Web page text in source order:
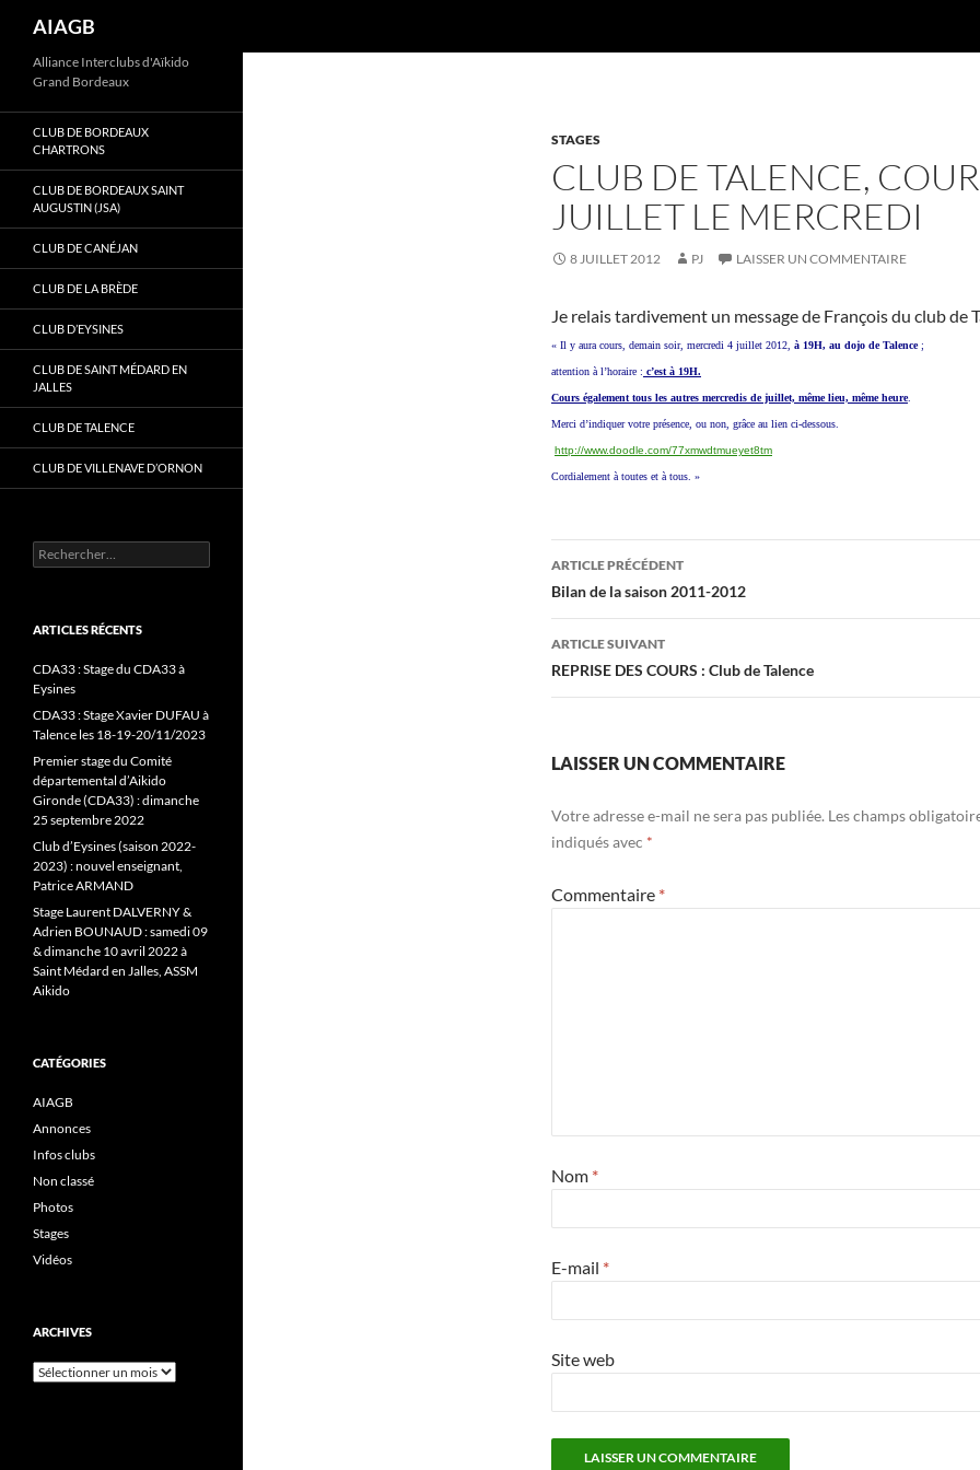
Aller
contenu
AIAGB
STAGES
CLUB DE TALENCE,
JUILLET LE MERCREDI
8 JUILLET 2012 PJ LAISSER UN COMMENTAIRE
Je relais tardivement un message de François du club de
« Il y aura cours, demain soir, mercredi 4 juillet 2012, à 19H, au dojo de Talence;
attention à l’horaire : c’est à 19H.
Cours également tous les autres mercredis de juillet, même lieu, même heure.
Merci d’indiquer votre présence, ou non, grâce au lien ci-dessous.
http://www.doodle.com/77xmwdtmueyet8tm
Cordialement à toutes et à tous. »
Navigation
des
articles
ARTICLE PRÉCÉDENT
Bilan de la saison 2011-2012
ARTICLE SUIVANT
REPRISE DES COURS : Club de Talence
LAISSER UN COMMENTAIRE
Votre adresse e-mail ne sera pas publiée. Les champs
indiqués avec *
Commentaire *
Nom *
E-mail *
Site web
Alliance Interclubs d'Aïkido
Grand Bordeaux
CLUB DE BORDEAUX
CHARTRONS
CLUB DE BORDEAUX SAINT
AUGUSTIN (JSA)
CLUB DE CANÉJAN
CLUB DE LA BRÈDE
CLUB D’EYSINES
CLUB DE SAINT MÉDARD EN
JALLES
CLUB DE TALENCE
CLUB DE VILLENAVE D’ORNON
Rechercher :
ARTICLES RÉCENTS
CDA33 : Stage du CDA33 à
Eysines
CDA33 : Stage Xavier DUFAU à
Talence les 18-19-20/11/2023
Premier stage du Comité
départemental d’Aikido
Gironde (CDA33) : dimanche
25 septembre 2022
Club d’Eysines (saison 2022-
2023) : nouvel enseignant,
Patrice ARMAND
Stage Laurent DALVERNY &
Adrien BOUNAUD : samedi 09
& dimanche 10 avril 2022 à
Saint Médard en Jalles, ASSM
Aikido
CATÉGORIES
AIAGB
Annonces
Infos clubs
Non classé
Photos
Stages
Vidéos
ARCHIVES
Archives